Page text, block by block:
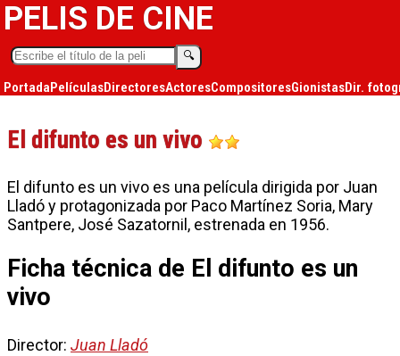
PELIS DE CINE
🔍︎
PortadaPelículasDirectoresActoresCompositoresGionistasDir.
El difunto es un vivo
El difunto es un vivo es una película dirigida por Juan
Lladó y protagonizada por Paco Martínez Soria, Mary
Santpere, José Sazatornil, estrenada en 1956.
Ficha técnica de El difunto es un
vivo
Director: Juan Lladó